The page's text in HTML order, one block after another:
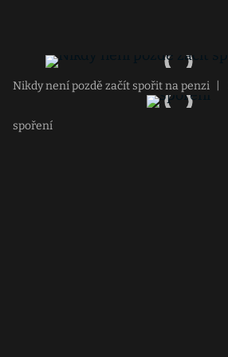
Nikdy není pozdě začít spořit na penzi
spoření